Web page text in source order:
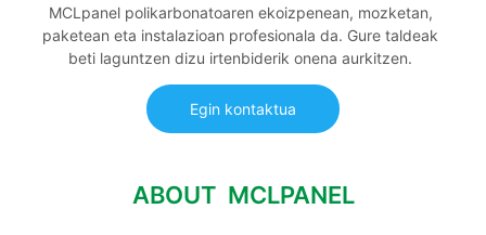
MCLpanel polikarbonatoaren ekoizpenean, mozketan,
paketean eta instalazioan profesionala da. Gure taldeak
beti laguntzen dizu irtenbiderik onena aurkitzen.
Egin kontaktua
ABOUT MCLPANEL